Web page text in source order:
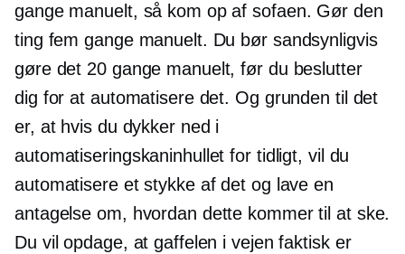
gange manuelt, så kom op af sofaen. Gør den
ting fem gange manuelt. Du bør sandsynligvis
gøre det 20 gange manuelt, før du beslutter
dig for at automatisere det. Og grunden til det
er, at hvis du dykker ned i
automatiseringskaninhullet for tidligt, vil du
automatisere et stykke af det og lave en
antagelse om, hvordan dette kommer til at ske.
Du vil opdage, at gaffelen i vejen faktisk er